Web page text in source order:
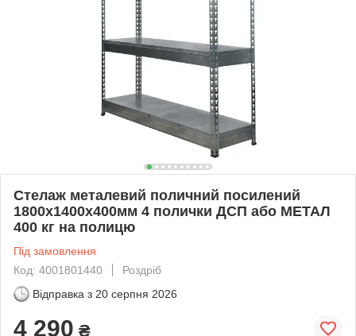
Стелаж металевий поличний посилений
1800х1400х400мм 4 полички ДСП або МЕТАЛ
400 кг на полицю
Під замовлення
Код: 4001801440
Роздріб
Відправка з 20 серпня 2026
4 290 ₴